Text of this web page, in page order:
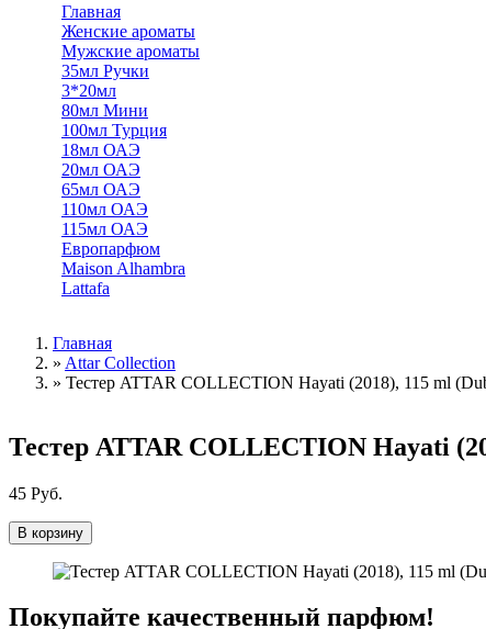
Главное меню
Главная
Женские ароматы
Мужские ароматы
35мл Ручки
3*20мл
80мл Мини
100мл Турция
18мл ОАЭ
20мл ОАЭ
65мл ОАЭ
110мл ОАЭ
115мл ОАЭ
Европарфюм
Maison Alhambra
Lattafa
Вы здесь
Главная
» Attar Collection
» Тестер ATTAR COLLECTION Hayati (2018), 115 ml
Тестер ATTAR COLLECTION Hayati
45 Руб.
Покупайте качественный парфюм!